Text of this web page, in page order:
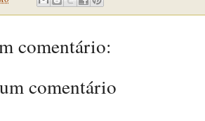
comentário:
comentário